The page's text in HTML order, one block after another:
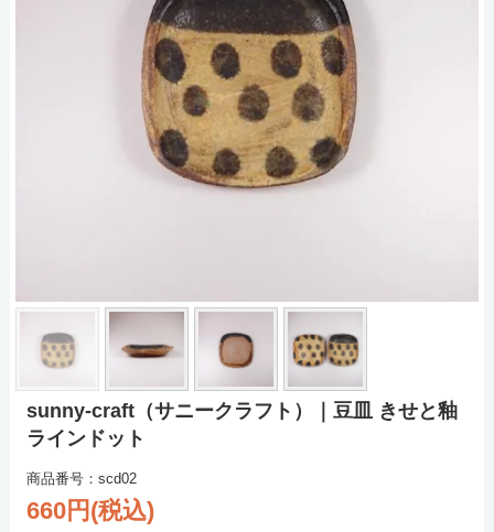
sunny-craft（サニークラフト）｜豆皿 きせと釉
ラインドット
商品番号：scd02
660円(税込)